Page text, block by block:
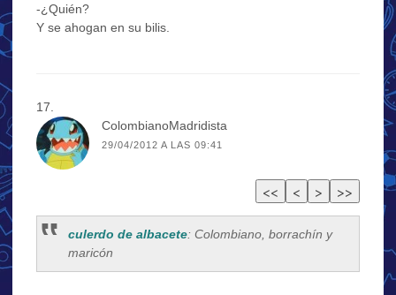
-¿Quién?
Y se ahogan en su bilis.
ColombianoMadridista
29/04/2012 A LAS 09:41
culerdo de albacete: Colombiano, borrachín y
maricón